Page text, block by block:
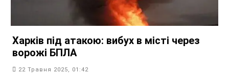
Харків під атакою: вибух в місті через
ворожі БПЛА
22 Травня 2025, 01:42